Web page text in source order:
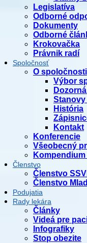
Legislatíva
Odborné
Dokumenty
Odborné
Krokovačka
Právnik radí
Spoločnosť
O spoločnosti
Výbor
História
Kontakt
Konferencie
Všeobecný
Členstvo
Členstvo
Členstvo
Podujatia
Rady lekára
Články
Videá pre
Infografiky
Stop obezite